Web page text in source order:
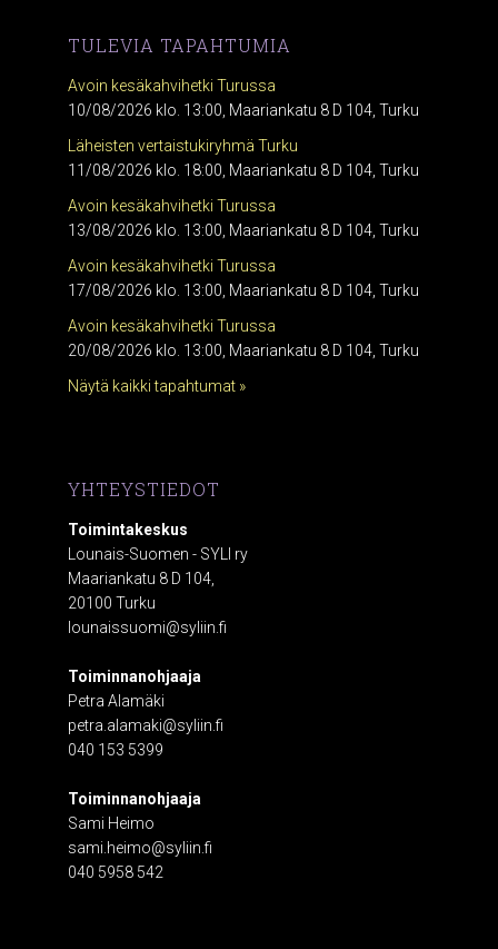
TULEVIA TAPAHTUMIA
Avoin kesäkahvihetki Turussa
10/08/2026 klo. 13:00, Maariankatu 8 D 104, Turku
Läheisten vertaistukiryhmä Turku
11/08/2026 klo. 18:00, Maariankatu 8 D 104, Turku
Avoin kesäkahvihetki Turussa
13/08/2026 klo. 13:00, Maariankatu 8 D 104, Turku
Avoin kesäkahvihetki Turussa
17/08/2026 klo. 13:00, Maariankatu 8 D 104, Turku
Avoin kesäkahvihetki Turussa
20/08/2026 klo. 13:00, Maariankatu 8 D 104, Turku
Näytä kaikki tapahtumat »
YHTEYSTIEDOT
Toimintakeskus
Lounais-Suomen - SYLI ry
Maariankatu 8 D 104,
20100 Turku
lounaissuomi@syliin.fi
Toiminnanohjaaja
Petra Alamäki
petra.alamaki@syliin.fi
040 153 5399
Toiminnanohjaaja
Sami Heimo
sami.heimo@syliin.fi
040 5958 542